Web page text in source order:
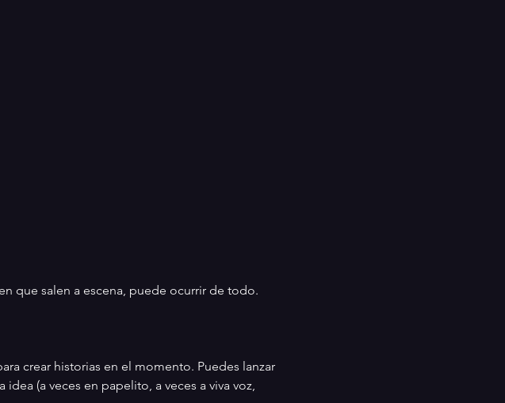
que salen a escena, puede ocurrir de todo.
crear historias en el momento. Puedes lanzar
(a veces en papelito, a veces a viva voz,